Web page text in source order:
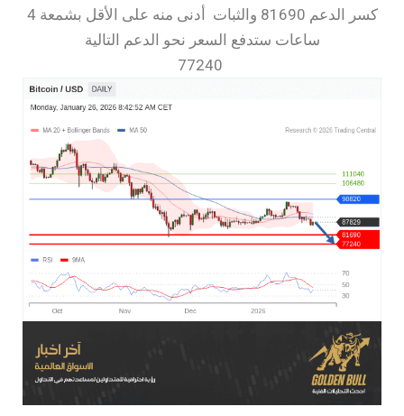
كسر الدعم 81690 والثبات أدنى منه على الأقل بشمعة 4
ساعات ستدفع السعر نحو الدعم التالية